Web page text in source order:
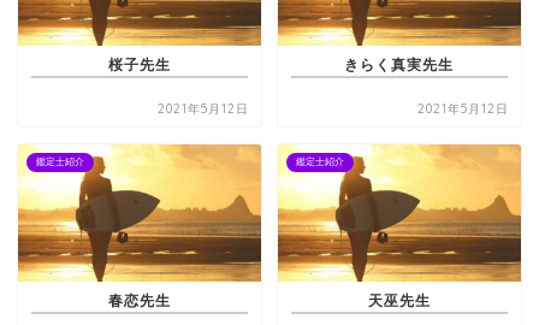
桜子先生
2021年5月12日
きらく真実先生
2021年5月12日
鑑定士紹介
春恋先生
鑑定士紹介
天巫先生